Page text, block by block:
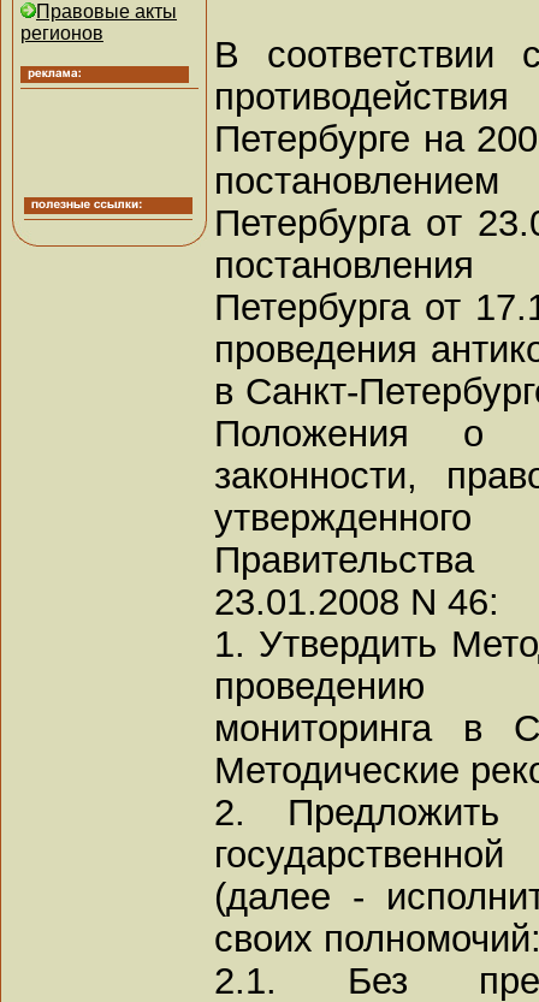
Правовые акты
регионов
В соответствии
Петербурге на
Петербурга от
Петербурга от
проведения
в Санкт-
Положения о
законности,
23.01.2008 N 46:
1. Утвердить
проведению
мониторинга в
Методические
2. Предложить
(далее -
своих
2.1. Без